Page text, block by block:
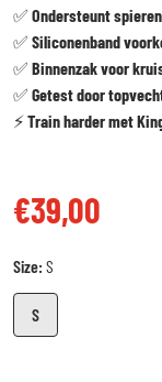
✅ Ondersteunt
✅ Siliconenband
✅ Binnenzak voor
✅ Getest door
⚡Train harder met
€39,00
Size: S
S